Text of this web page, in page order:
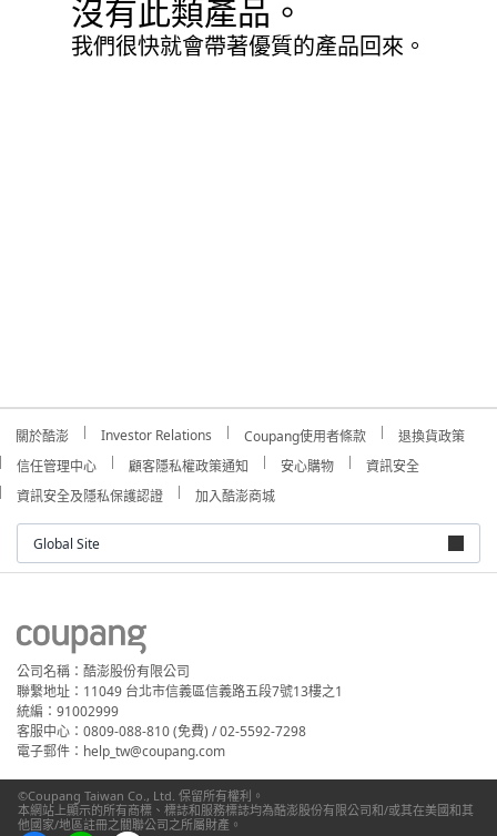
沒有此類產品。
我們很快就會帶著優質的產品回來。
關於酷澎 Investor Relations Coupang使用者條款
退換貨政策
信任管理中心
顧客隱私權政策通知 安心購物
資訊安全
資訊安全及隱私保護認證
加入酷澎商城
Global Site
公司名稱：酷澎股份有限公司
聯繫地址：11049 台北市信義區信義路五段7號13樓之1
統編：91002999
客服中心：0809-088-810 (免費) / 02-5592-7298
電子郵件：help_tw@coupang.com
©Coupang Taiwan Co., Ltd. 保留所有權利。
本網站上顯示的所有商標、標誌和服務標誌均為酷澎股份有限公司和/或其在美國和其
他國家/地區註冊之關聯公司之所屬財產。